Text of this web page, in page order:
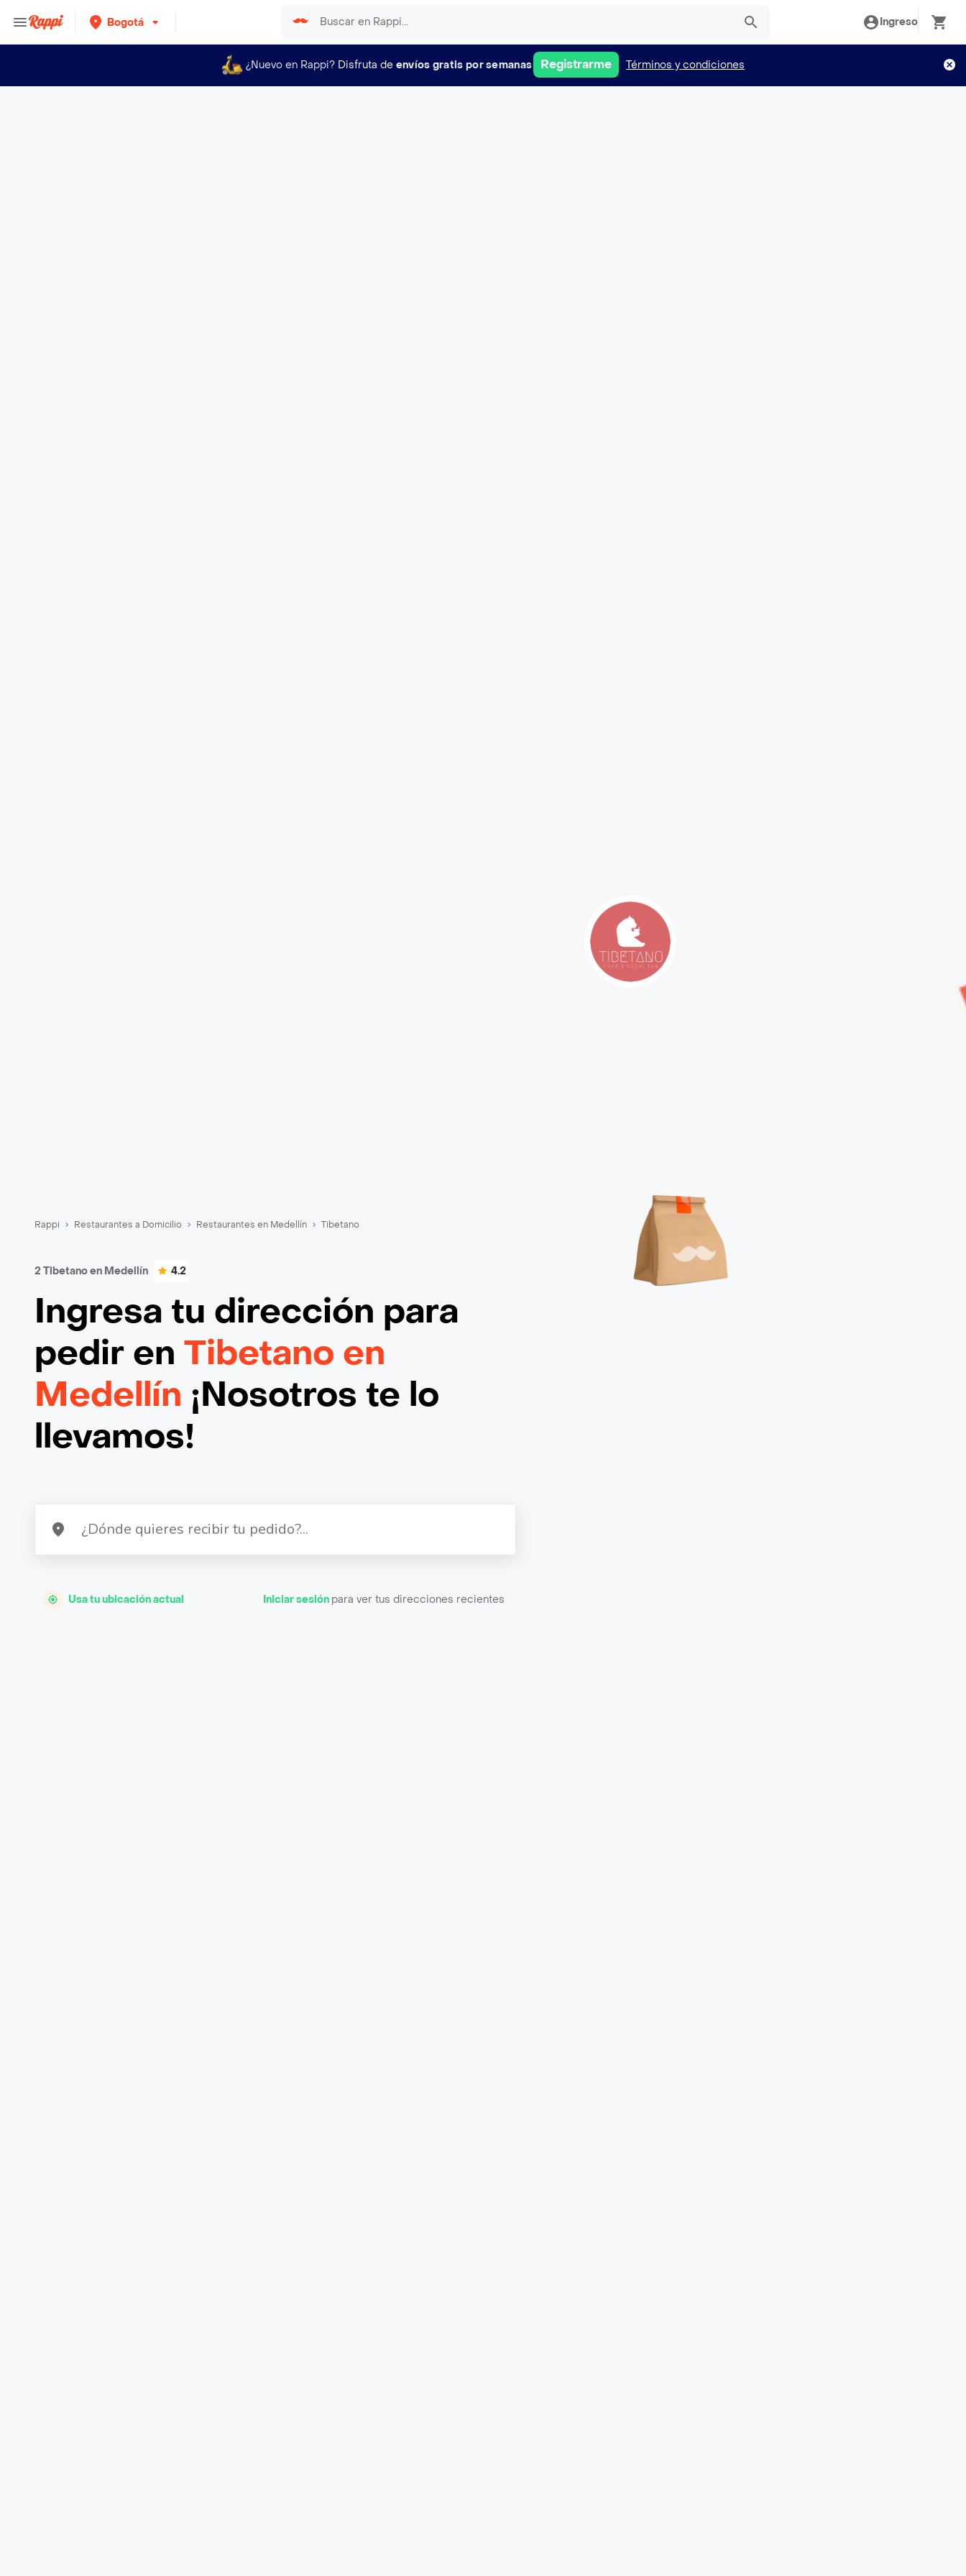
Bogotá Ingreso
¿Nuevo en Rappi? Disfruta de envíos gratis por semanas Registrarme Términos y condiciones
Rappi Restaurantes a Domicilio Restaurantes en Medellín Tibetano
2 Tibetano en Medellín 4.2
Ingresa tu dirección para
pedir en Tibetano en
Medellín ¡Nosotros te lo
llevamos!
Usa tu ubicación actual Iniciar sesión para ver tus direcciones recientes